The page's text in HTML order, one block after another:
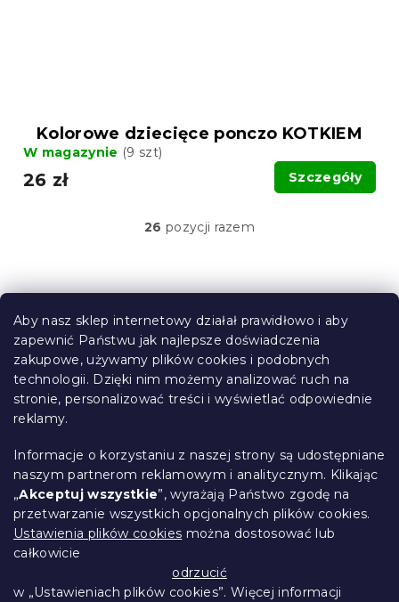
Aby nasz sklep internetowy działał prawidłowo i aby
zapewnić Państwu jak najlepsze doświadczenia
zakupowe, używamy plików cookies i podobnych
technologii. Dzięki nim możemy analizować ruch na
stronie, personalizować treści i wyświetlać odpowiednie
reklamy.
Informacje o korzystaniu z naszej strony są udostępniane
naszym partnerom reklamowym i analitycznym. Klikając
„Akceptuj wszystkie”, wyrażają Państwo zgodę na
przetwarzanie wszystkich opcjonalnych plików cookies.
Ustawienia plików cookies można dostosować lub
całkowicie
odrzucić
w „Ustawieniach plików cookies”. Więcej informacji
Kolorowe dziecięce ponczo KOTKIEM
W magazynie (9 szt)
26 zł Szczegóły
K
t
o
l
k
i
l
i
y
26 pozycji razem
S
Informacje dla Ciebie
Śledzenie zamówienia
Opcje dostawy
Metody płatności
Reklamacje i zwroty towarów
Kontakt
Regulamin
Ochrona danych osobowych
Kodeks etyczny
Dla partnerów